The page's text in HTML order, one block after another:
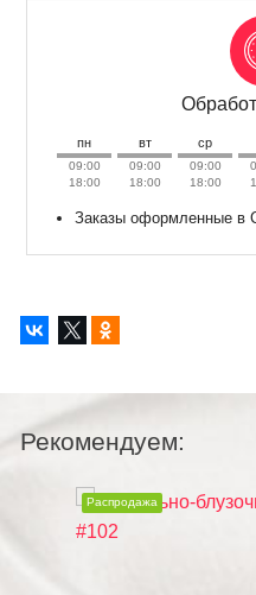
пн вт ср
09:00
18:00
09:00
18:00
09:00
18:00
Заказы оформленные в
Рекомендуем:
Распродажа